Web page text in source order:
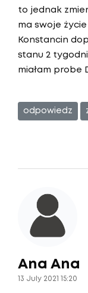
to jednak
ma swoje
Konstancin
stanu 2
miałam probe
odpowiedz
Ana Ana
13 July 2021 15:20